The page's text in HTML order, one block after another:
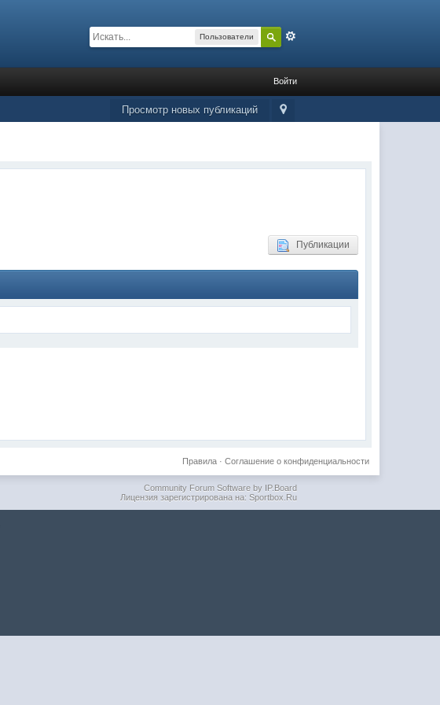
Пользователи
Войти
Просмотр новых публикаций
Публикации
Соглашение о конфиденциальности
Правила·
Community Forum Software by IP.Board
Лицензия зарегистрирована на: Sportbox.Ru